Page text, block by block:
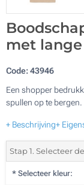
met lange
Code:43946
Een shopper
spullen op te
+ Beschrijving+
Stap 1. Selecteer
* Selecteer kleur: